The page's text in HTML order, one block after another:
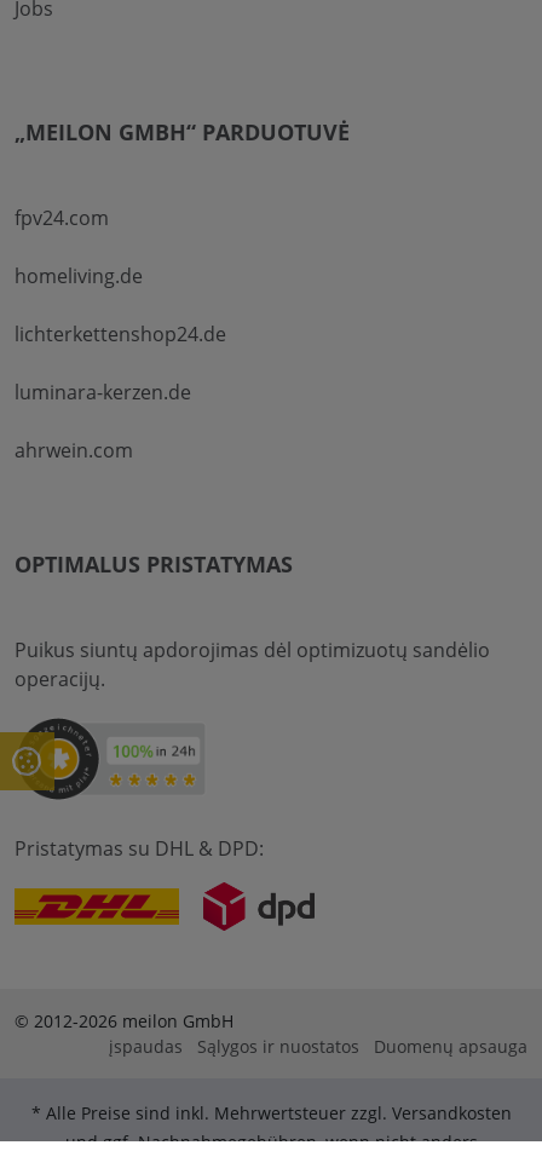
Jobs
„MEILON GMBH“ PARDUOTUVĖ
fpv24.com
homeliving.de
lichterkettenshop24.de
luminara-kerzen.de
ahrwein.com
OPTIMALUS PRISTATYMAS
Puikus siuntų apdorojimas dėl optimizuotų sandėlio
operacijų.
Pristatymas su DHL & DPD:
© 2012-2026 meilon GmbH
įspaudas
Sąlygos ir nuostatos Duomenų apsauga
* Alle Preise sind inkl. Mehrwertsteuer zzgl. Versandkosten
und ggf. Nachnahmegebühren, wenn nicht anders